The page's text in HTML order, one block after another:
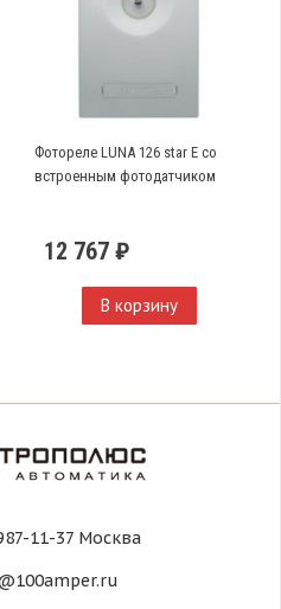
Фотореле LUNA 126 star E со
встроенным фотодатчиком
12 767 ₽
В корзину
11-37 Москва